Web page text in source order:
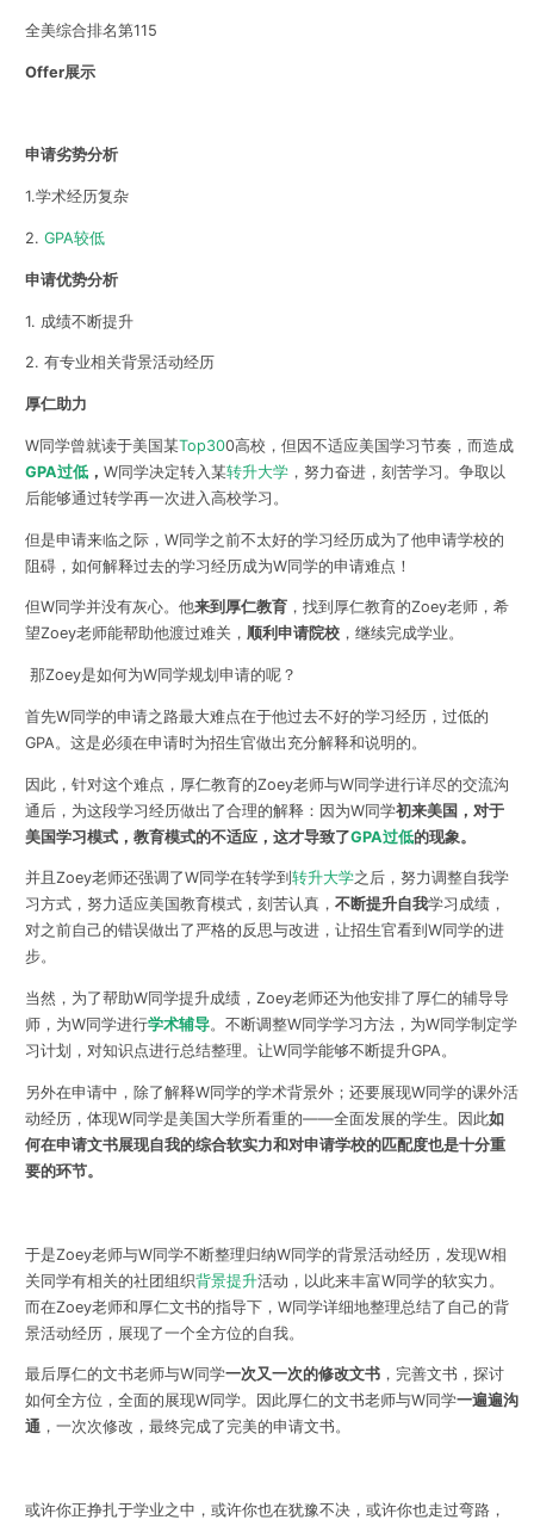
全美综合排名第115
Offer展示
申请劣势分析
1.学术经历复杂
2. GPA较低
申请优势分析
1. 成绩不断提升
2. 有专业相关背景活动经历
厚仁助力
W同学曾就读于美国某Top300高校，但因不适应美国学习节奏，而造成
GPA过低， W同学决定转入某转升大学，努力奋进，刻苦学习。争取以
后能够通过转学再一次进入高校学习。
但是申请来临之际，W同学之前不太好的学习经历成为了他申请学校的
阻碍，如何解释过去的学习经历成为W同学的申请难点！
但W同学并没有灰心。他来到厚仁教育，找到厚仁教育的Zoey老师，希
望Zoey老师能帮助他渡过难关， 顺利申请院校，继续完成学业。
那Zoey是如何为W同学规划申请的呢？
首先W同学的申请之路最大难点在于他过去不好的学习经历，过低的
GPA。这是必须在申请时为招生官做出充分解释和说明的。
因此，针对这个难点，厚仁教育的Zoey老师与W同学进行详尽的交流沟
通后，为这段学习经历做出了合理的解释：因为W同学初来美国，对于
美国学习模式，教育模式的不适应，这才导致了GPA过低的现象。
并且Zoey老师还强调了W同学在转学到 转升大学之后，努力调整自我学
习方式，努力适应美国教育模式，刻苦认真， 不断提升自我学习成绩，
对之前自己的错误做出了严格的反思与改进，让招生官看到W同学的进
步。
当然，为了帮助W同学提升成绩，Zoey老师还为他安排了厚仁的辅导导
师，为W同学进行学术辅导。不断调整W同学学习方法，为W同学制定学
习计划，对知识点进行总结整理。让W同学能够不断提升GPA。
另外在申请中，除了解释W同学的学术背景外；还要展现W同学的课外活
动经历，体现W同学是美国大学所看重的——全面发展的学生。因此如
何在申请文书展现自我的综合软实力和对申请学校的匹配度也是十分重
要的环节。
于是Zoey老师与W同学不断整理归纳W同学的背景活动经历，发现W相
关同学有相关的社团组织背景提升活动，以此来丰富W同学的软实力。
而在Zoey老师和厚仁文书的指导下，W同学详细地整理总结了自己的背
景活动经历，展现了一个全方位的自我。
最后厚仁的文书老师与W同学一次又一次的修改文书，完善文书，探讨
如何全方位，全面的展现W同学。因此厚仁的文书老师与W同学一遍遍沟
通，一次次修改，最终完成了完美的申请文书。
或许你正挣扎于学业之中，或许你也在犹豫不决，或许你也走过弯路，